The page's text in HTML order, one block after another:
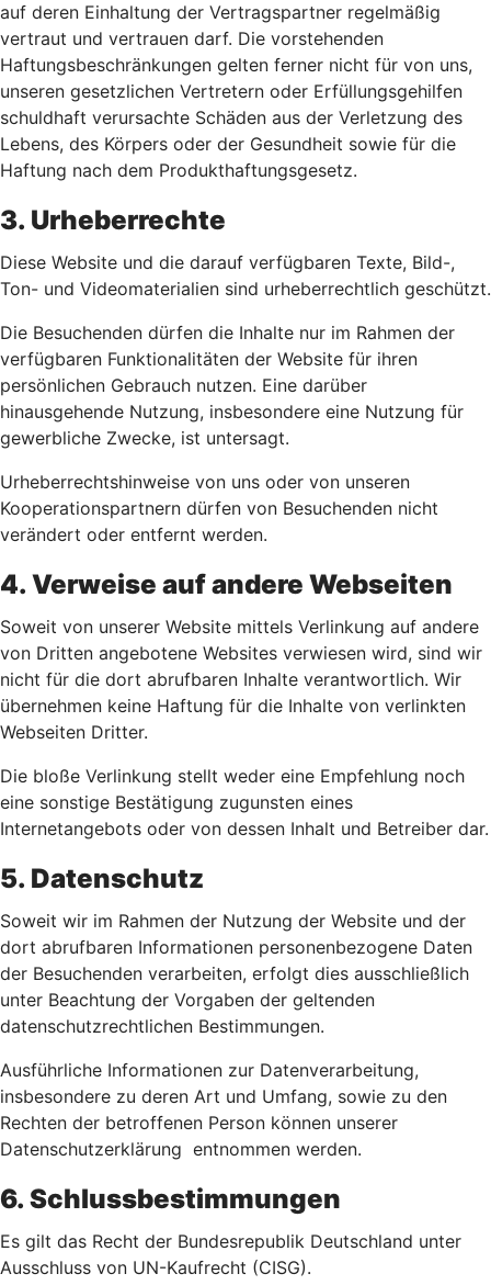
auf deren Einhaltung der Vertragspartner regelmäßig
vertraut und vertrauen darf. Die vorstehenden
Haftungsbeschränkungen gelten ferner nicht für von uns,
unseren gesetzlichen Vertretern oder Erfüllungsgehilfen
schuldhaft verursachte Schäden aus der Verletzung des
Lebens, des Körpers oder der Gesundheit sowie für die
Haftung nach dem Produkthaftungsgesetz.
3. Urheberrechte
Diese Website und die darauf verfügbaren Texte, Bild-,
Ton- und Videomaterialien sind urheberrechtlich geschützt.
Die Besuchenden dürfen die Inhalte nur im Rahmen der
verfügbaren Funktionalitäten der Website für ihren
persönlichen Gebrauch nutzen. Eine darüber
hinausgehende Nutzung, insbesondere eine Nutzung für
gewerbliche Zwecke, ist untersagt.
Urheberrechtshinweise von uns oder von unseren
Kooperationspartnern dürfen von Besuchenden nicht
verändert oder entfernt werden.
4. Verweise auf andere Webseiten
Soweit von unserer Website mittels Verlinkung auf andere
von Dritten angebotene Websites verwiesen wird, sind wir
nicht für die dort abrufbaren Inhalte verantwortlich. Wir
übernehmen keine Haftung für die Inhalte von verlinkten
Webseiten Dritter.
Die bloße Verlinkung stellt weder eine Empfehlung noch
eine sonstige Bestätigung zugunsten eines
Internetangebots oder von dessen Inhalt und Betreiber dar.
5. Datenschutz
Soweit wir im Rahmen der Nutzung der Website und der
dort abrufbaren Informationen personenbezogene Daten
der Besuchenden verarbeiten, erfolgt dies ausschließlich
unter Beachtung der Vorgaben der geltenden
datenschutzrechtlichen Bestimmungen.
Ausführliche Informationen zur Datenverarbeitung,
insbesondere zu deren Art und Umfang, sowie zu den
Rechten der betroffenen Person können unserer
Datenschutzerklärung entnommen werden.
6. Schlussbestimmungen
Es gilt das Recht der Bundesrepublik Deutschland unter
Ausschluss von UN-Kaufrecht (CISG).